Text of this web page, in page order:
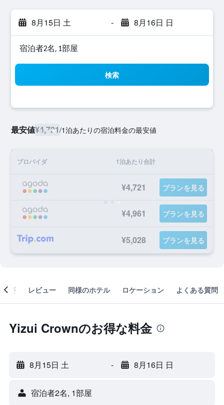
8月15日 土 - 8月16日 日
宿泊者2名, 1​部屋
検索
最安値¥4,721/1泊あたりの宿泊料金の最安値
プロバイダ 1泊あたり合計
¥4,721 プランを見る
¥4,961 プランを見る
¥5,028 プランを見る
概要 レビュー 同様のホテル ロケーション よくある質問
Yizui Crownのお得な料金
8月15日 土 - 8月16日 日
宿泊者2名, 1​部屋